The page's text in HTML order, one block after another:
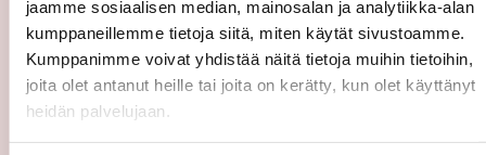
jaamme sosiaalisen median, mainosalan ja analytiikka-alan
kumppaneillemme tietoja siitä, miten käytät sivustoamme.
Kumppanimme voivat yhdistää näitä tietoja muihin tietoihin,
joita olet antanut heille tai joita on kerätty, kun olet käyttänyt
heidän palvelujaan.
Asiakasarvio